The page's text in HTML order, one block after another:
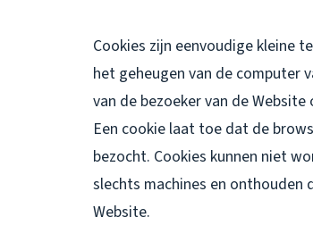
Cookies zijn eenvoudige kleine
het geheugen van de computer
van de bezoeker van de
Een cookie laat toe dat de
bezocht. Cookies kunnen niet
slechts machines en onthouden
Website.